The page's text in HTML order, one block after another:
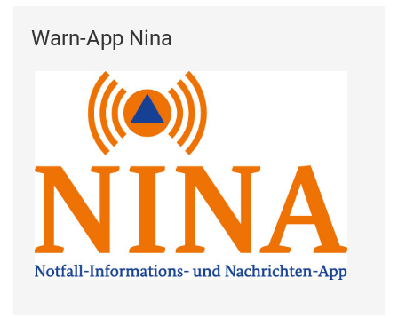
Warn-App Nina